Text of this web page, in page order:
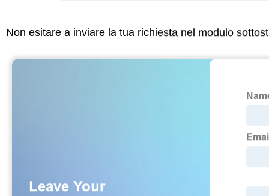
Non esitare a inviare la tua richiesta nel modulo